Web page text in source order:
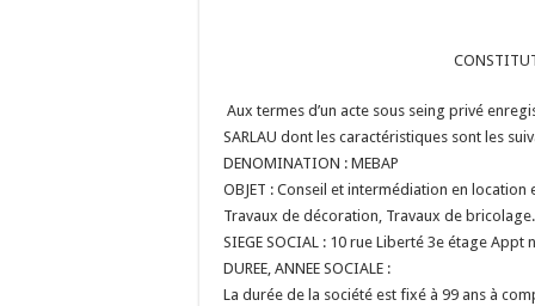
Aux termes d’un acte sous seing privé
SARLAU dont les caractéristiques sont les
DENOMINATION : MEBAP
OBJET : Conseil et intermédiation en
Travaux de décoration, Travaux de bricolage.
SIEGE SOCIAL : 10 rue Liberté 3e étage Appt
DUREE, ANNEE SOCIALE :
La durée de la société est fixé à 99 ans à